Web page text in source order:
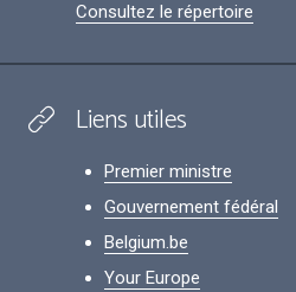
Consultez le répertoire
Liens utiles
Premier ministre
Gouvernement fédéral
Belgium.be
Your Europe